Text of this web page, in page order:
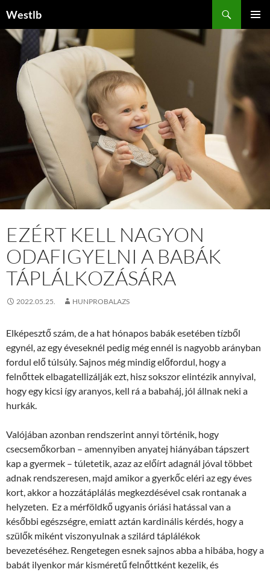
tartalomba
Westlb
EZÉRT KELL NAGYON
ODAFIGYELNI A BABÁK
TÁPLÁLKOZÁSÁRA
2022.05.25. HUNPROBALAZS
Elképesztő szám, de a hat hónapos babák esetében tízből
egynél, az egy éveseknél pedig még ennél is nagyobb arányban
fordul elő túlsúly. Sajnos még mindig előfordul, hogy a
felnőttek elbagatellizálják ezt, hisz sokszor elintézik annyival,
hogy egy kicsi így aranyos, kell rá a babaháj, jól állnak neki a
hurkák.
Valójában azonban rendszerint annyi történik, hogy
csecsemőkorban – amennyiben anyatej hiányában tápszert
kap a gyermek – túletetik, azaz az előírt adagnál jóval többet
adnak rendszeresen, majd amikor a gyerkőc eléri az egy éves
kort, akkor a hozzátáplálás megkezdésével csak rontanak a
helyzeten. Ez a mérföldkő ugyanis óriási hatással van a
későbbi egészségre, emiatt aztán kardinális kérdés, hogy a
szülők miként viszonyulnak a szilárd táplálékok
bevezetéséhez. Rengetegen esnek sajnos abba a hibába, hogy a
babát ilyenkor már kisméretű felnőttként kezelik, és